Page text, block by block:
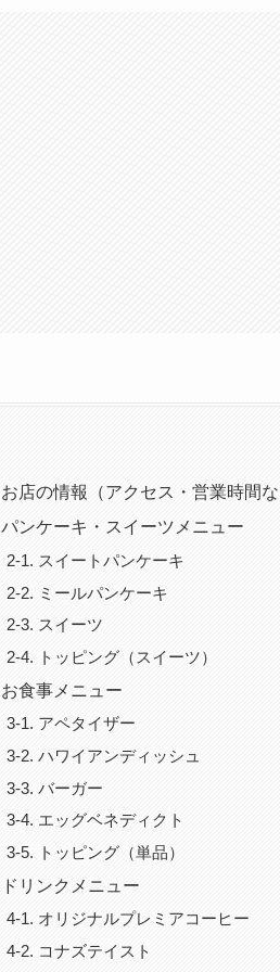
お店の情報（アクセス・営業時間
パンケーキ・スイーツメニュー
スイートパンケーキ
ミールパンケーキ
スイーツ
トッピング（スイーツ）
お食事メニュー
アペタイザー
ハワイアンディッシュ
バーガー
エッグベネディクト
トッピング（単品）
ドリンクメニュー
オリジナルプレミアコーヒー
コナズテイスト